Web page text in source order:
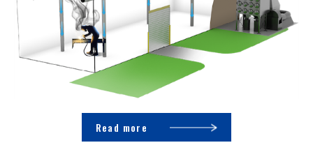
Read more